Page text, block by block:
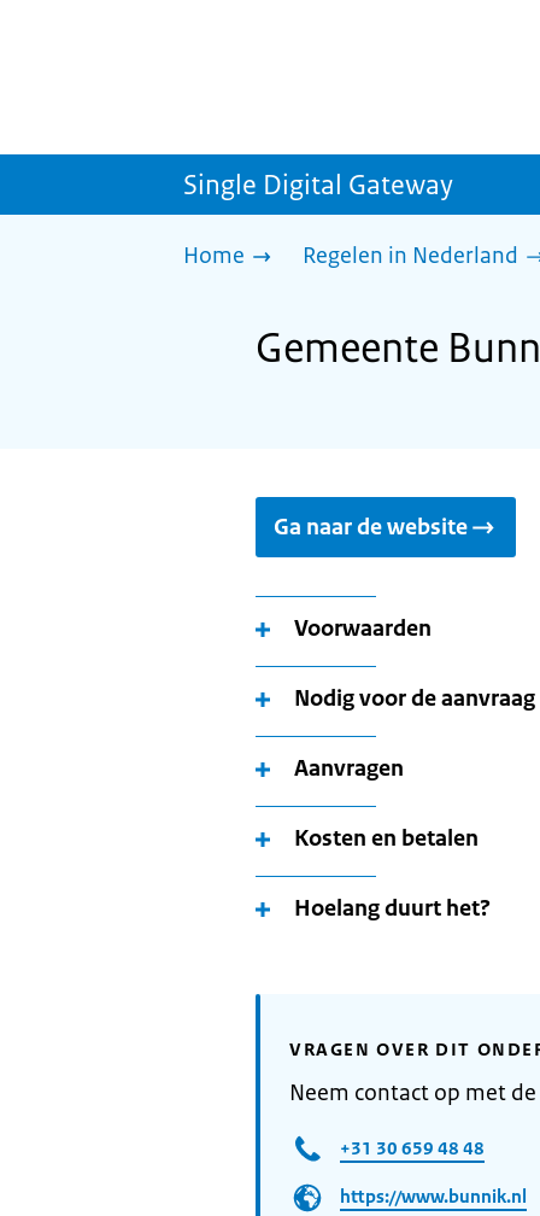
Single Digital Gateway
Home Regelen in Nederland
Gemeente
Ga naar de website
Voorwaarden
Nodig voor de aanvraag
Aanvragen
Kosten en betalen
Hoelang duurt het?
VRAGEN OVER DIT
Neem contact op met
+31 30 659 48 48
https://www.bunnik.nl